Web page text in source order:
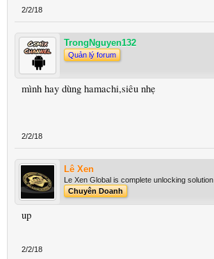
2/2/18
TrongNguyen132
Quản lý forum
mình hay dùng hamachi,siêu nhẹ
2/2/18
Lê Xen
Le Xen Global is complete unlocking solution
Chuyên Doanh
up
2/2/18